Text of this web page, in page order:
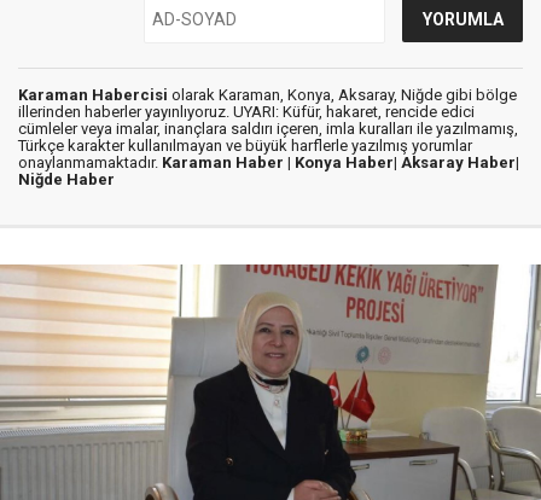
Karaman Habercisi olarak Karaman, Konya, Aksaray, Niğde gibi bölge
illerinden haberler yayınlıyoruz. UYARI: Küfür, hakaret, rencide edici
cümleler veya imalar, inançlara saldırı içeren, imla kuralları ile yazılmamış,
Türkçe karakter kullanılmayan ve büyük harflerle yazılmış yorumlar
onaylanmamaktadır. Karaman Haber | Konya Haber| Aksaray Haber|
Niğde Haber